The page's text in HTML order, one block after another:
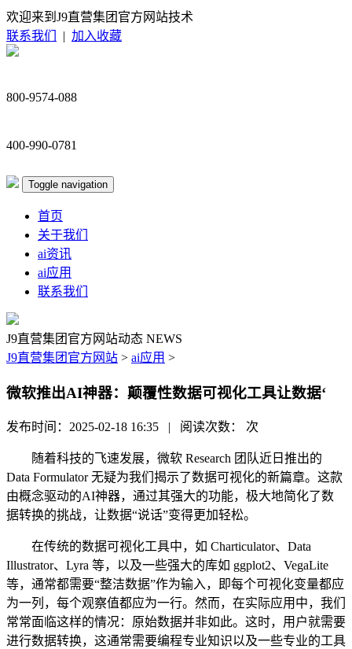
欢迎来到J9直营集团官方网站技术
联系我们
| 加入收藏
800-9574-088
400-990-0781
Toggle navigation
首页
关于我们
ai资讯
ai应用
联系我们
J9直营集团官方网站动态 NEWS
J9直营集团官方网站 > ai应用 >
微软推出AI神器：颠覆性数据可视化工具让数据‘
发布时间：2025-02-18 16:35 | 阅读次数： 次
随着科技的飞速发展，微软 Research 团队近日推出的
Data Formulator 无疑为我们揭示了数据可视化的新篇章。这款
由概念驱动的AI神器，通过其强大的功能，极大地简化了数
据转换的挑战，让数据“说话”变得更加轻松。
在传统的数据可视化工具中，如 Charticulator、Data
Illustrator、Lyra 等，以及一些强大的库如 ggplot2、VegaLite
等，通常都需要“整洁数据”作为输入，即每个可视化变量都应
为一列，每个观察值都应为一行。然而，在实际应用中，我们
常常面临这样的情况：原始数据并非如此。这时，用户就需要
进行数据转换，这通常需要编程专业知识以及一些专业的工具